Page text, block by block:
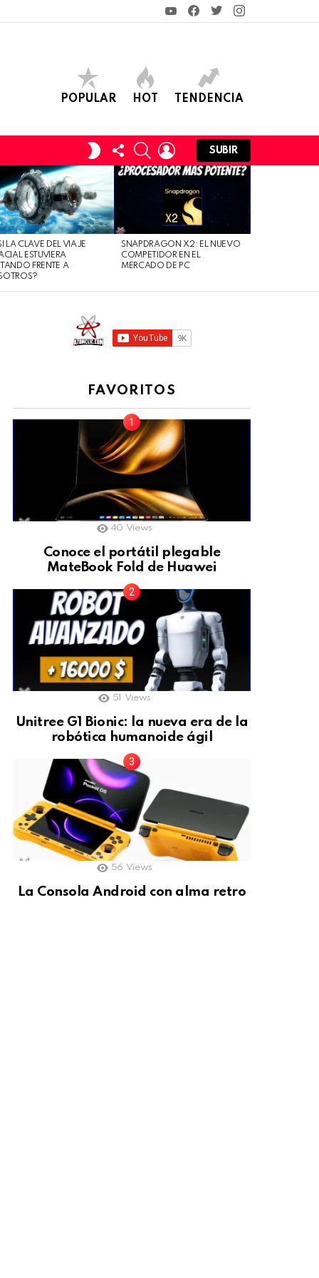
YouTubeFacebook
TwitterInstagram
POPULAR HOT TENDENCIA
SWITCH
SKIN
FOLLOW
US
SEARCHLOGIN
SUBIR
LA CLAVE DEL VIAJE
ESTUVIERA
FRENTE A
SNAPDRAGON X2: EL NUEVO
COMPETIDOR EN EL
MERCADO DE PC
FAVORITOS
40 Views
Conoce el portátil plegable
MateBook Fold de Huawei
51 Views
Unitree G1 Bionic: la nueva era de la
robótica humanoide ágil
56 Views
La Consola Android con alma retro